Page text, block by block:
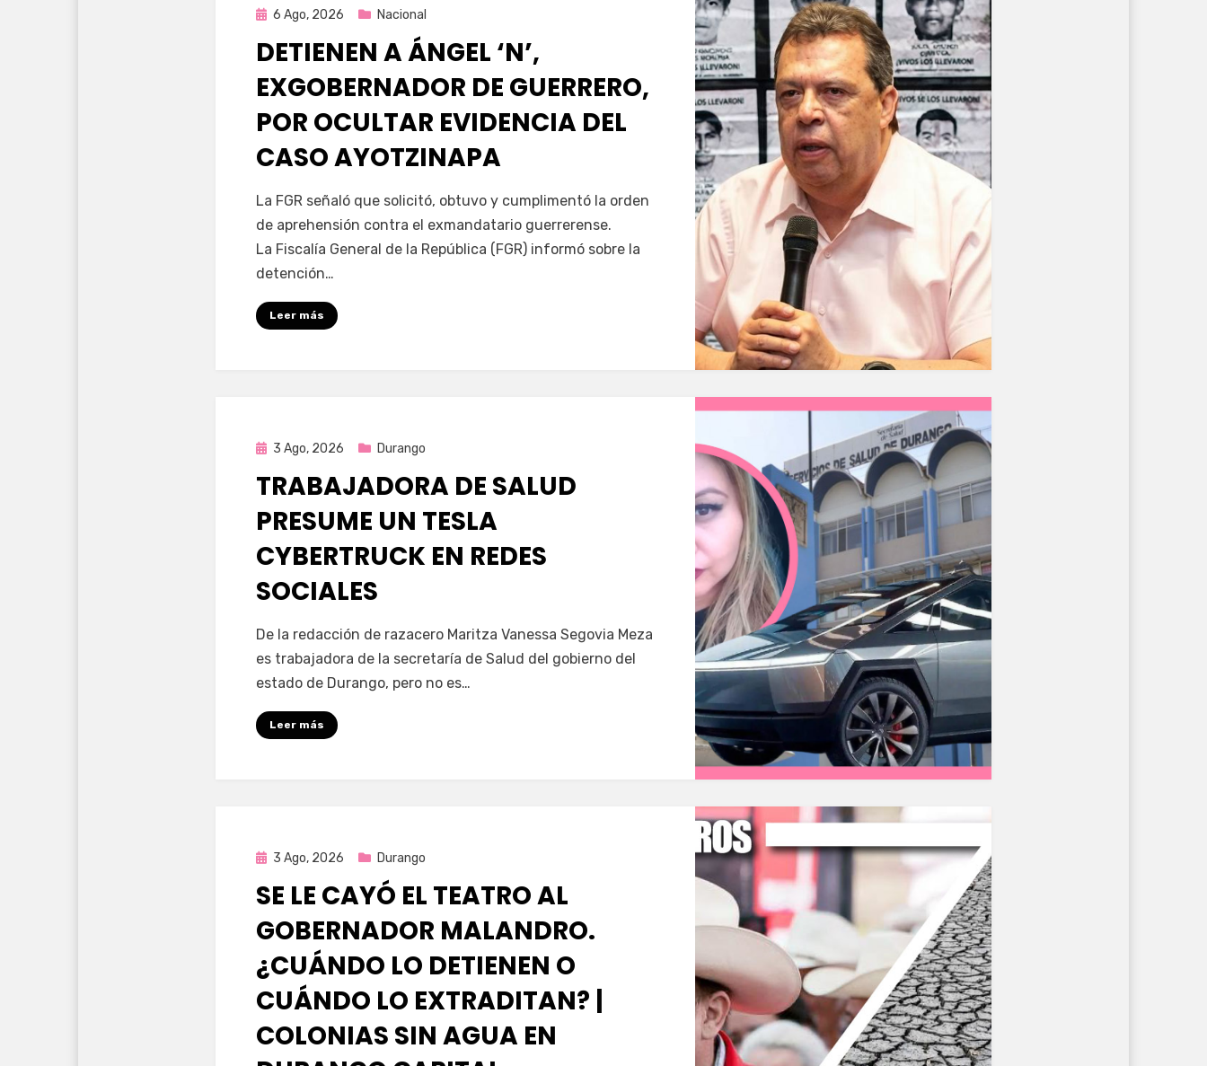
Publicada
6 Ago, 2026 Nacional
DETIENEN A ÁNGEL ‘N’,
EXGOBERNADOR DE GUERRERO,
POR OCULTAR EVIDENCIA DEL
CASO AYOTZINAPA
porFernando Miranda Servín
La FGR señaló que solicitó, obtuvo y cumplimentó la orden
de aprehensión contra el exmandatario guerrerense.
La Fiscalía General de la República (FGR) informó sobre la
detención…
Leer más
Publicada
3 Ago, 2026 Durango
TRABAJADORA DE SALUD
PRESUME UN TESLA
CYBERTRUCK EN REDES
SOCIALES
porFernando Miranda Servín
De la redacción de razacero Maritza Vanessa Segovia Meza
es trabajadora de la secretaría de Salud del gobierno del
estado de Durango, pero no es…
Leer más
Publicada
3 Ago, 2026 Durango
SE LE CAYÓ EL TEATRO AL
GOBERNADOR MALANDRO.
¿CUÁNDO LO DETIENEN O
CUÁNDO LO EXTRADITAN? |
COLONIAS SIN AGUA EN